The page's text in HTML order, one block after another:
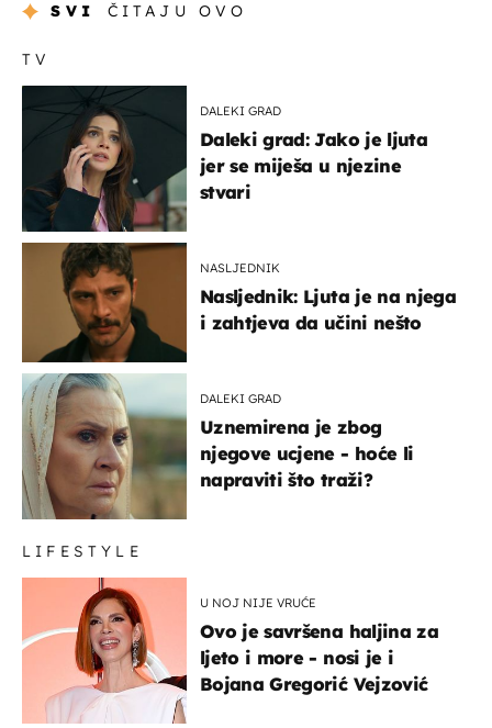
SVI ČITAJU OVO
TV
DALEKI GRAD
Daleki grad: Jako je ljuta
jer se miješa u njezine
stvari
NASLJEDNIK
Nasljednik: Ljuta je na njega
i zahtjeva da učini nešto
DALEKI GRAD
Uznemirena je zbog
njegove ucjene - hoće li
napraviti što traži?
LIFESTYLE
U NOJ NIJE VRUĆE
Ovo je savršena haljina za
ljeto i more - nosi je i
Bojana Gregorić Vejzović